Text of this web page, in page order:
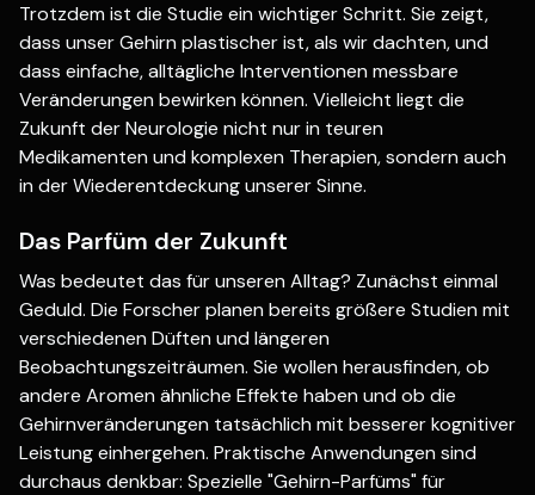
Trotzdem ist die Studie ein wichtiger Schritt. Sie zeigt,
dass unser Gehirn plastischer ist, als wir dachten, und
dass einfache, alltägliche Interventionen messbare
Veränderungen bewirken können. Vielleicht liegt die
Zukunft der Neurologie nicht nur in teuren
Medikamenten und komplexen Therapien, sondern auch
in der Wiederentdeckung unserer Sinne.
Das Parfüm der Zukunft
Was bedeutet das für unseren Alltag? Zunächst einmal
Geduld. Die Forscher planen bereits größere Studien mit
verschiedenen Düften und längeren
Beobachtungszeiträumen. Sie wollen herausfinden, ob
andere Aromen ähnliche Effekte haben und ob die
Gehirnveränderungen tatsächlich mit besserer kognitiver
Leistung einhergehen. Praktische Anwendungen sind
durchaus denkbar: Spezielle "Gehirn-Parfüms" für